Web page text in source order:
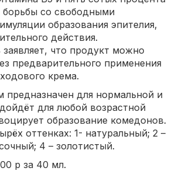
борьбы со свободными
образования эпителия,
действия.
что продукт можно
предварительного применения
крема.
предназначен для нормальной и
для любой возрастной
образование комедонов.
оттенках: 1- натуральный; 2 –
4 – золотистый.
р за 40 мл.